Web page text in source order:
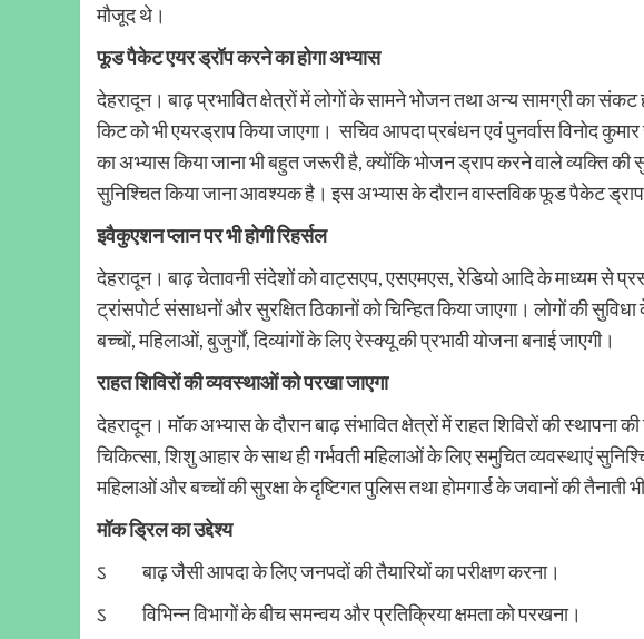
मौजूद थे।
फूड पैकेट एयर ड्रॉप करने का होगा अभ्यास
देहरादून। बाढ़ प्रभावित क्षेत्रों में लोगों के सामने भोजन तथा अन्य सामग्री का
किट को भी एयरड्राप किया जाएगा। सचिव आपदा प्रबंधन एवं पुनर्वास विनोद
का अभ्यास किया जाना भी बहुत जरूरी है, क्योंकि भोजन ड्राप करने वाले व्यक्ति की
सुनिश्चित किया जाना आवश्यक है। इस अभ्यास के दौरान वास्तविक फूड पैकेट
इवैकुएशन प्लान पर भी होगी रिहर्सल
देहरादून। बाढ़ चेतावनी संदेशों को वाट्सएप, एसएमएस, रेडियो आदि के माध्यम से
ट्रांसपोर्ट संसाधनों और सुरक्षित ठिकानों को चिन्हित किया जाएगा। लोगों की
बच्चों, महिलाओं, बुजुर्गों, दिव्यांगों के लिए रेस्क्यू की प्रभावी योजना बनाई जाएगी।
राहत शिविरों की व्यवस्थाओं को परखा जाएगा
देहरादून। मॉक अभ्यास के दौरान बाढ़ संभावित क्षेत्रों में राहत शिविरों की स्थापना
चिकित्सा, शिशु आहार के साथ ही गर्भवती महिलाओं के लिए समुचित व्यवस्थाएं
महिलाओं और बच्चों की सुरक्षा के दृष्टिगत पुलिस तथा होमगार्ड के जवानों की तैनाती भी
मॉक ड्रिल का उद्देश्य
ऽ बाढ़ जैसी आपदा के लिए जनपदों की तैयारियों का परीक्षण करना।
ऽ विभिन्न विभागों के बीच समन्वय और प्रतिक्रिया क्षमता को परखना।